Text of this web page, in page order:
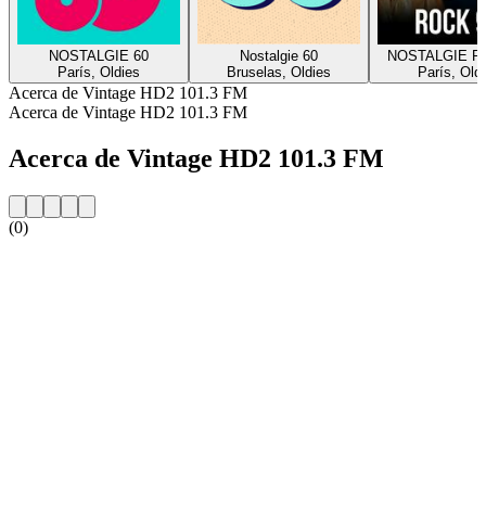
NOSTALGIE 60
París, Oldies
Nostalgie 60
Bruselas, Oldies
NOSTALGIE
París,
Acerca de Vintage HD2 101.3 FM
Acerca de Vintage HD2 101.3 FM
Acerca de Vintage HD2 101.3 FM
(0)